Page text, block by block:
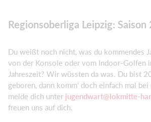
Regionsoberliga Leipzig:
Du weißt noch nicht, was du kommendes
von der Konsole oder vom Indoor-Golfen
Jahreszeit? Wir wüssten da was. Du bist
geboren, dann komm' doch einfach mal
melde dich unter jugendwart@lokmitte-
freuen uns auf dich.